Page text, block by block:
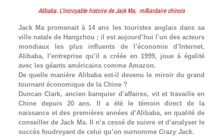
Alibaba. L’incroyable histoire de Jack Ma, milliardaire chinois
Jack Ma promenait à 14 ans les touristes anglais dans sa
ville natale de Hangzhou ; il est aujourd’hui l’un des acteurs
mondiaux les plus influents de l’économie d’Internet.
Alibaba, l’entreprise qu’il a créée en 1999, joue à égalité
avec les géants américains comme Amazon.
De quelle manière Alibaba est-il devenu le miroir du grand
tournant économique de la Chine ?
Duncan Clark, ancien banquier d’affaires, vit et travaille en
Chine depuis 20 ans. Il a été le témoin direct de la
naissance et des premières années d’Alibaba, en qualité de
conseiller de Jack Ma. Il n’a cessé de suivre et d’analyser le
succès foudroyant de celui qu’on surnomme Crazy Jack.